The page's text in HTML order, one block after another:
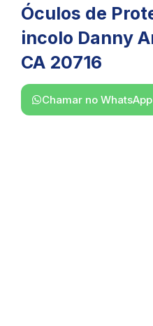
Óculos de
incolo Danny
CA 20716
Chamar no WhatsApp